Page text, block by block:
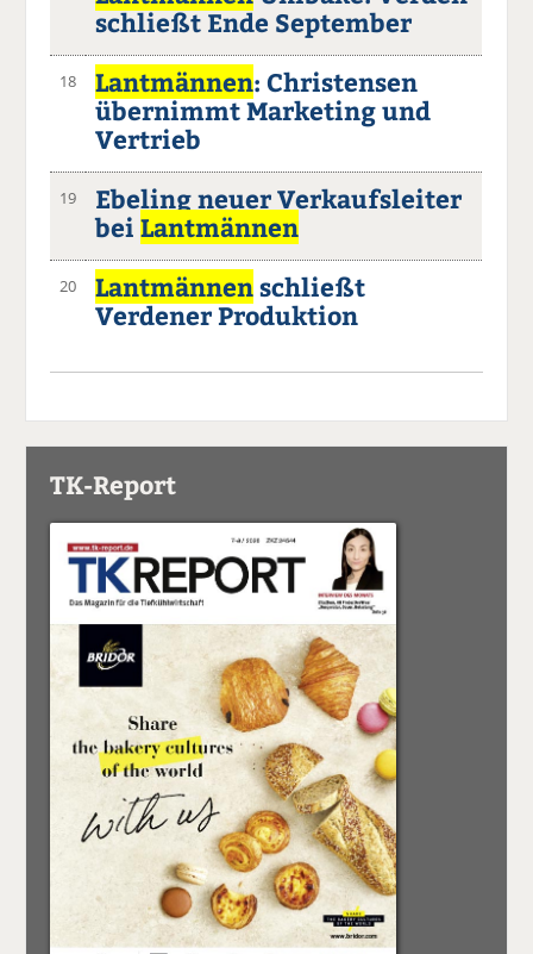
schließt Ende September
18 Lantmännen: Christensen
übernimmt Marketing und
Vertrieb
19
Ebeling neuer Verkaufsleiter
beiLantmännen
20 Lantmännenschließt
Verdener Produktion
TK-Report